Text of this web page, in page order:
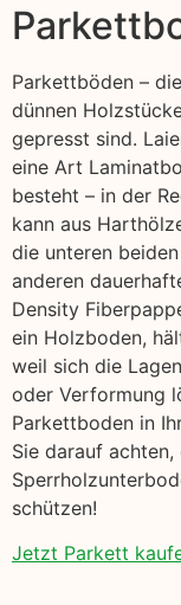
Parkettböden –
dünnen
gepresst sind.
eine Art
besteht – in der
kann aus
die unteren
anderen
Density
ein Holzboden,
weil sich die
oder Verformung
Parkettboden in
Sie darauf
schützen!
Jetzt Parkett